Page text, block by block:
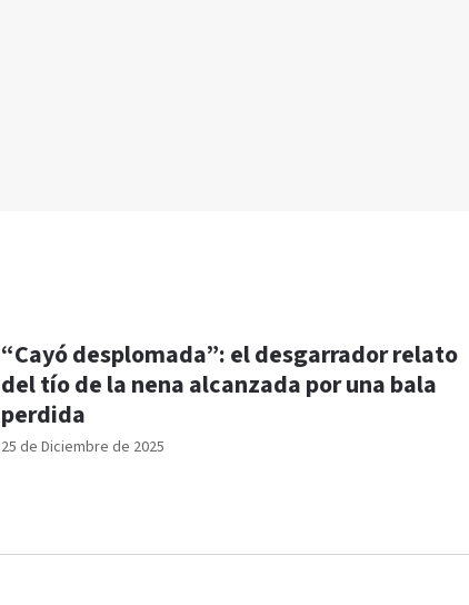
25 de Diciembre de 2025
“Cayó desplomada”: el desgarrador relato
del tío de la nena alcanzada por una bala
perdida